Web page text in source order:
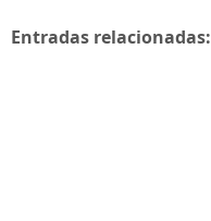
Entradas relacionadas: